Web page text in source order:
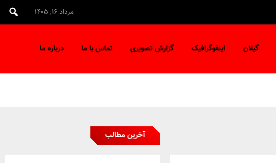
مرداد ۱۶, ۱۴۰۵
گیلان اینفوگرافیک گزارش تصویری تماس با ما درباره ما
آخرین مطالب